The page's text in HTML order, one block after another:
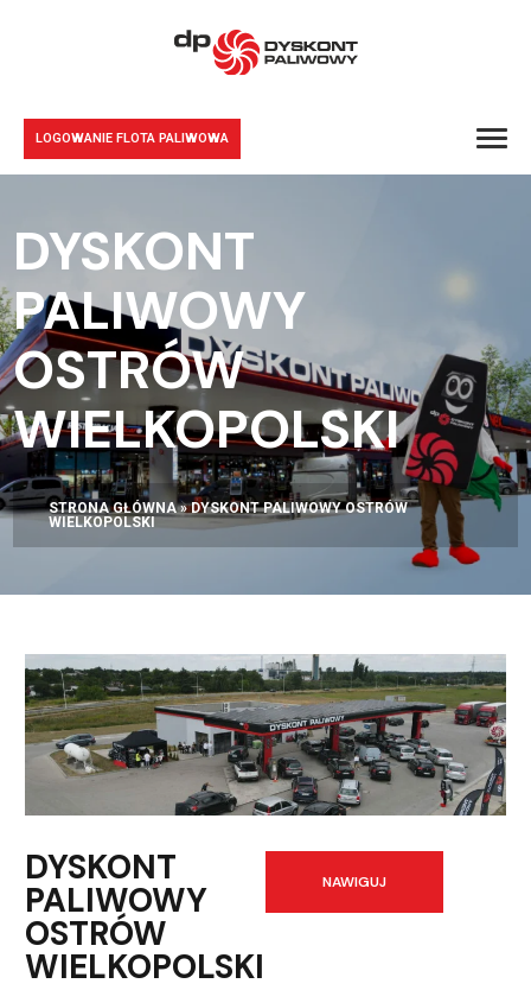
LOGOWANIE FLOTA PALIWOWA
DYSKONT
PALIWOWY
OSTRÓW
WIELKOPOLSKI
STRONA GŁÓWNA»DYSKONT PALIWOWY OSTRÓW
WIELKOPOLSKI
DYSKONT
PALIWOWY
OSTRÓW
WIELKOPOLSKI
NAWIGUJ